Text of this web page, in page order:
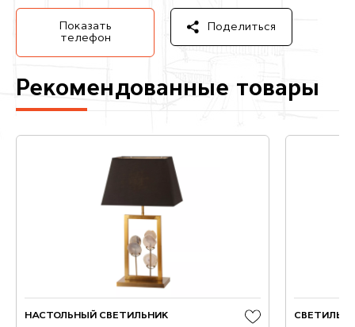
Показать
телефон
Поделиться
Рекомендованные товары
НАСТОЛЬНЫЙ СВЕТИЛЬНИК